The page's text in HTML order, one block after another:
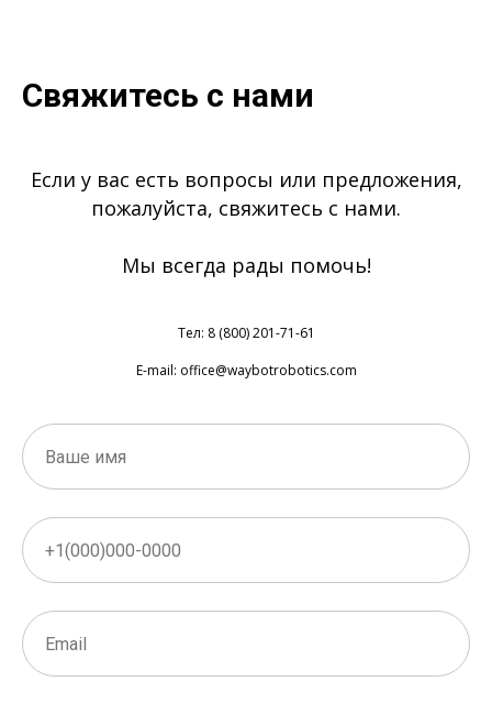
Свяжитесь с нами
Если у вас есть вопросы или предложения,
пожалуйста, свяжитесь с нами.
Мы всегда рады помочь!
Тел: 8 (800) 201-71-61
E-mail: office@waybotrobotics.com